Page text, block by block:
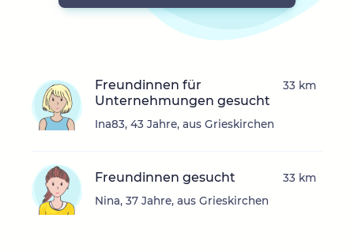
Freundinnen für
Unternehmungen gesucht
Ina83, 43 Jahre, aus Grieskirchen
33 km
Freundinnen gesucht
Nina, 37 Jahre, aus Grieskirchen
33 km